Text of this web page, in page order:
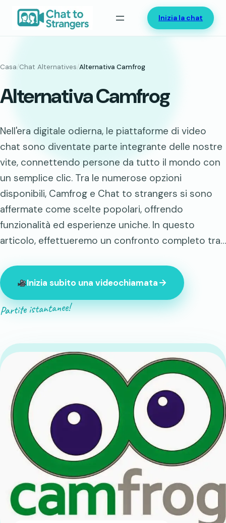
contenuto
Inizia la chat
Casa/Chat Alternatives/Alternativa Camfrog
Alternativa Camfrog
Nell'era digitale odierna, le piattaforme di video
chat sono diventate parte integrante delle nostre
vite, connettendo persone da tutto il mondo con
un semplice clic. Tra le numerose opzioni
disponibili, Camfrog e Chat to strangers si sono
affermate come scelte popolari, offrendo
funzionalità ed esperienze uniche. In questo
articolo, effettueremo un confronto completo tra…
Inizia subito una videochiamata
Partite istantanee!